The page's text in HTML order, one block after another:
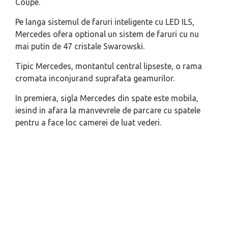
Coupe.
Pe langa sistemul de faruri inteligente cu LED ILS,
Mercedes ofera optional un sistem de faruri cu nu
mai putin de 47 cristale Swarowski.
Tipic Mercedes, montantul central lipseste, o rama
cromata inconjurand suprafata geamurilor.
In premiera, sigla Mercedes din spate este mobila,
iesind in afara la manvevrele de parcare cu spatele
pentru a face loc camerei de luat vederi.